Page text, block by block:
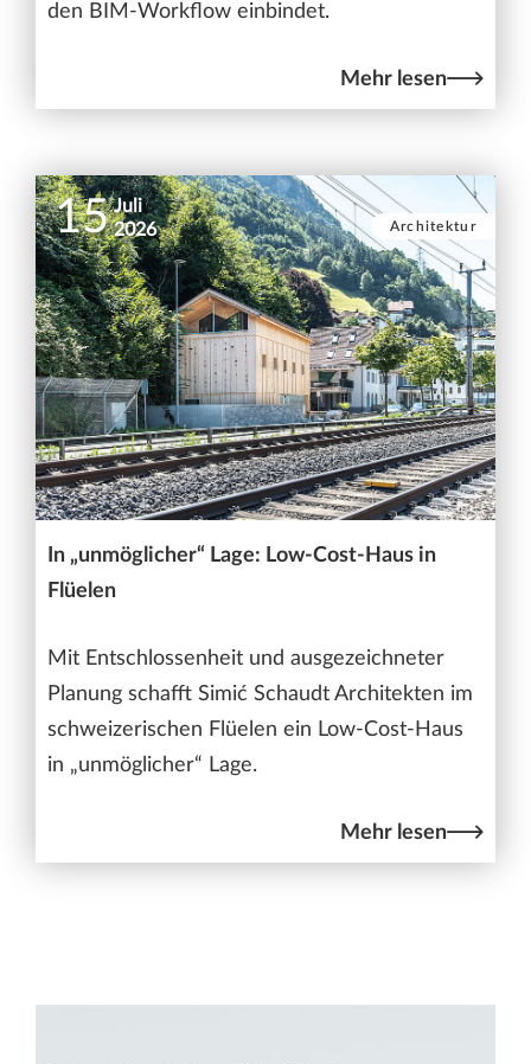
den BIM-Workflow einbindet.
Mehr lesen
15 Juli
2026
Architektur
In „unmöglicher“ Lage: Low-Cost-Haus in
Flüelen
Mit Entschlossenheit und ausgezeichneter
Planung schafft Simić Schaudt Architekten im
schweizerischen Flüelen ein Low-Cost-Haus
in „unmöglicher“ Lage.
Mehr lesen